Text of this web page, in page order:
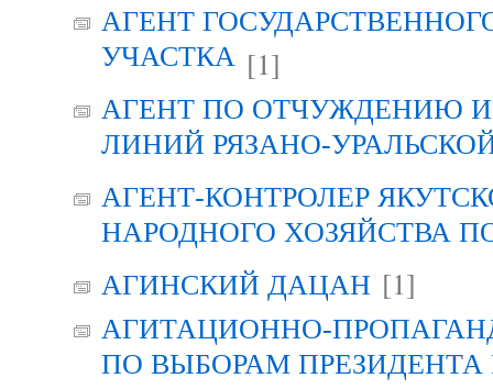
АГЕНТ
УЧАСТКА [1]
АГЕНТ ПО ОТЧУЖДЕНИЮ
ЛИНИЙ РЯЗАНО-
АГЕНТ-КОНТРОЛЕР
НАРОДНОГО ХОЗЯЙСТВА
АГИНСКИЙ ДАЦАН [1]
АГИТАЦИОННО-
ПО ВЫБОРАМ